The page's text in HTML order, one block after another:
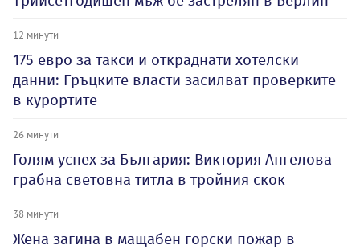
12 минути
175 евро за такси и откраднати хотелски
данни: Гръцките власти засилват проверките
в курортите
26 минути
Голям успех за България: Виктория Ангелова
грабна световна титла в тройния скок
38 минути
Жена загина в мащабен горски пожар в